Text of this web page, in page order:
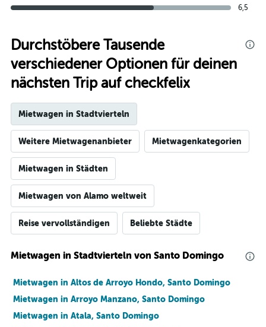
6,5
Durchstöbere Tausende
verschiedener Optionen für deinen
nächsten Trip auf checkfelix
Mietwagen in Stadtvierteln
Weitere Mietwagenanbieter Mietwagenkategorien
Mietwagen in Städten
Mietwagen von Alamo weltweit
Reise vervollständigen Beliebte Städte
Mietwagen in Stadtvierteln von Santo Domingo
Mietwagen in Altos de Arroyo Hondo, Santo Domingo
Mietwagen in Arroyo Manzano, Santo Domingo
Mietwagen in Atala, Santo Domingo